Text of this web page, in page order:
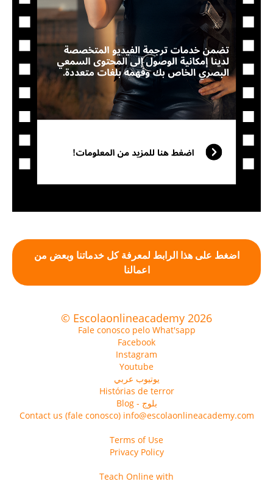
اضغط على هذا الرابط لمعرفة كل خدماتنا وبعض من
اعمالنا
© Escolaonlineacademy 2026
Fale conosco pelo What'sapp
Facebook
Instagram
Youtube
يوتيوب عربي
Histórias de terror
Blog - بلوج
Contact us (fale conosco) info@escolaonlineacademy.com
Terms of Use
Privacy Policy
Teach Online with